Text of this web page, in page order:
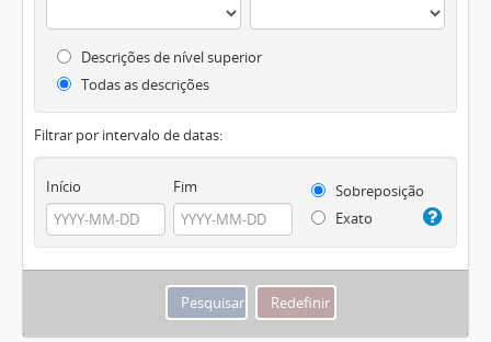
Descrições de nível superior
Todas as descrições
Filtrar por intervalo de datas:
Início Fim
Sobreposição
Exato